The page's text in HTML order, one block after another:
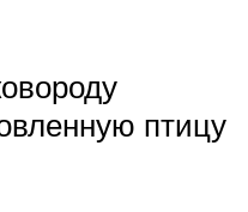
птицу